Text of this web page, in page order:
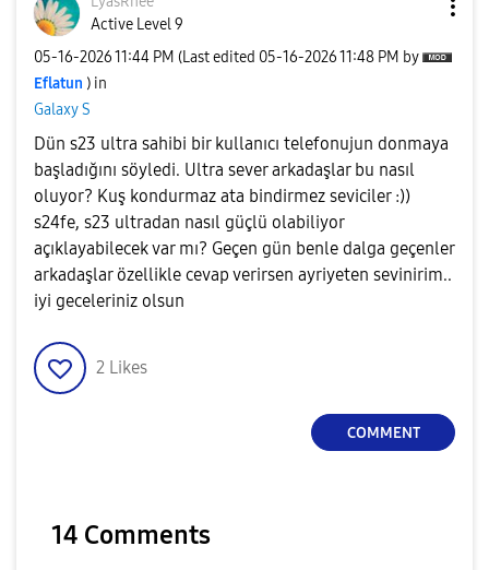
Active Level 9
‎05-16-202611:44 PM (Last edited ‎05-16-202611:48 PM by
Eflatun ) in
Galaxy S
Dün s23 ultra sahibi bir kullanıcı telefonujun donmaya
başladığını söyledi. Ultra sever arkadaşlar bu nasıl
oluyor? Kuş kondurmaz ata bindirmez seviciler :))
s24fe, s23 ultradan nasıl güçlü olabiliyor
açıklayabilecek var mı? Geçen gün benle dalga geçenler
arkadaşlar özellikle cevap verirsen ayriyeten sevinirim..
iyi geceleriniz olsun
2 Likes
COMMENT
14 Comments